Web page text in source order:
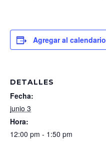
Agregar al calendario
DETALLES
Fecha:
junio 3
Hora:
12:00 pm - 1:50 pm